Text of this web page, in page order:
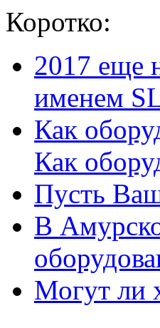
Коротко:
2017 еще
именем
Как
Как
Пусть
В
Могут ли